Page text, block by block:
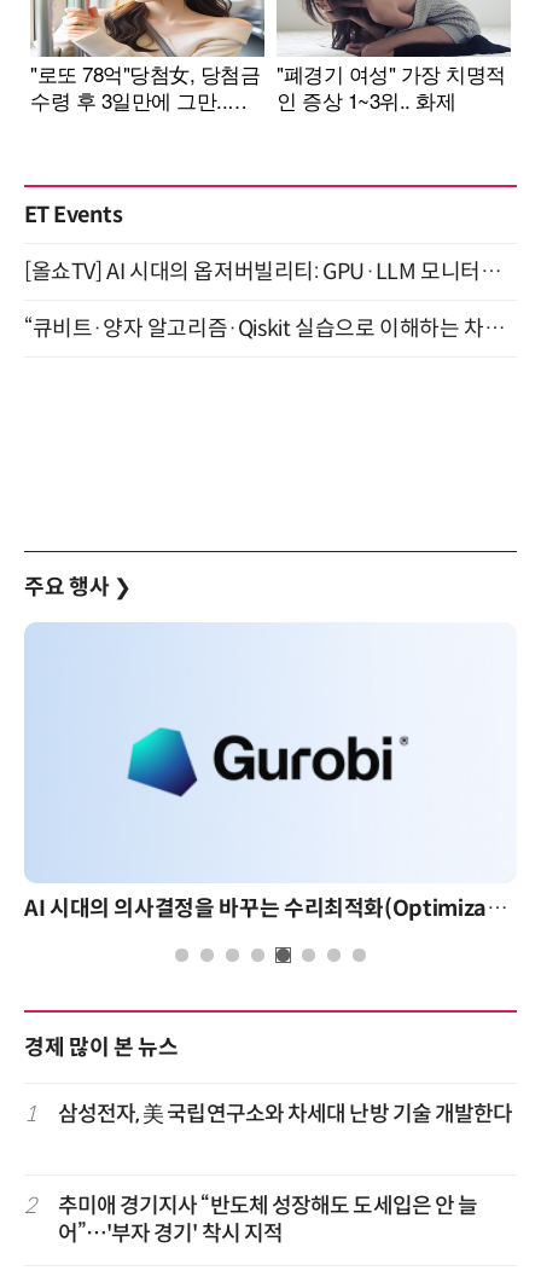
ET Events
[올쇼TV] AI 시대의 옵저버빌리티: GPU·LLM 모니터링부터 AI 기반 장애 대응까지 (8/11 생방송)
“큐비트·양자 알고리즘·Qiskit 실습으로 이해하는 차세대 컴퓨팅” (8/28)
주요 행사 ❯
AI 시대의 의사결정을 바꾸는 수리최적화(Optimization): 실제 산업 적용 사례와 활용 전략 AI 핀옵스 실전 세미나: 폭증하는 AI 토큰 비
경제 많이 본 뉴스
1 삼성전자, 美 국립연구소와 차세대 난방 기술 개발한다
2
추미애 경기지사 “반도체 성장해도 도세입은 안 늘
어”…'부자 경기' 착시 지적